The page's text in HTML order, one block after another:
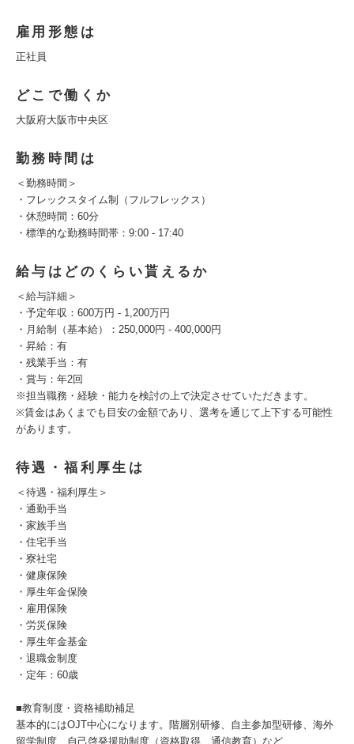
雇用形態は
正社員
どこで働くか
大阪府大阪市中央区
勤務時間は
＜勤務時間＞
・フレックスタイム制（フルフレックス）
・休憩時間：60分
・標準的な勤務時間帯：9:00 - 17:40
給与はどのくらい貰えるか
＜給与詳細＞
・予定年収：600万円 - 1,200万円
・月給制（基本給）：250,000円 - 400,000円
・昇給：有
・残業手当：有
・賞与：年2回
※担当職務・経験・能力を検討の上で決定させていただきます。
※賃金はあくまでも目安の金額であり、選考を通じて上下する可能性
があります。
待遇・福利厚生は
＜待遇・福利厚生＞
・通勤手当
・家族手当
・住宅手当
・寮社宅
・健康保険
・厚生年金保険
・雇用保険
・労災保険
・厚生年金基金
・退職金制度
・定年：60歳
■教育制度・資格補助補足
基本的にはOJT中心になります。階層別研修、自主参加型研修、海外
留学制度、自己啓発援助制度（資格取得、通信教育）など